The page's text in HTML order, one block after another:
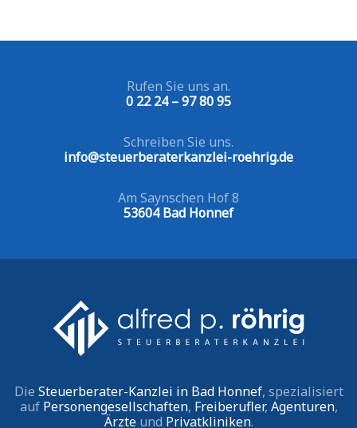
Rufen Sie uns an.
0 22 24 – 97 80 95
Schreiben Sie uns.
info@steuerberaterkanzlei-roehrig.de
Am Saynschen Hof 8
53604 Bad Honnef
Die Steuerberater-Kanzlei in Bad Honnef, spezialisiert
auf Personengesellschaften, Freiberufler, Agenturen,
Ärzteund Privatkliniken.